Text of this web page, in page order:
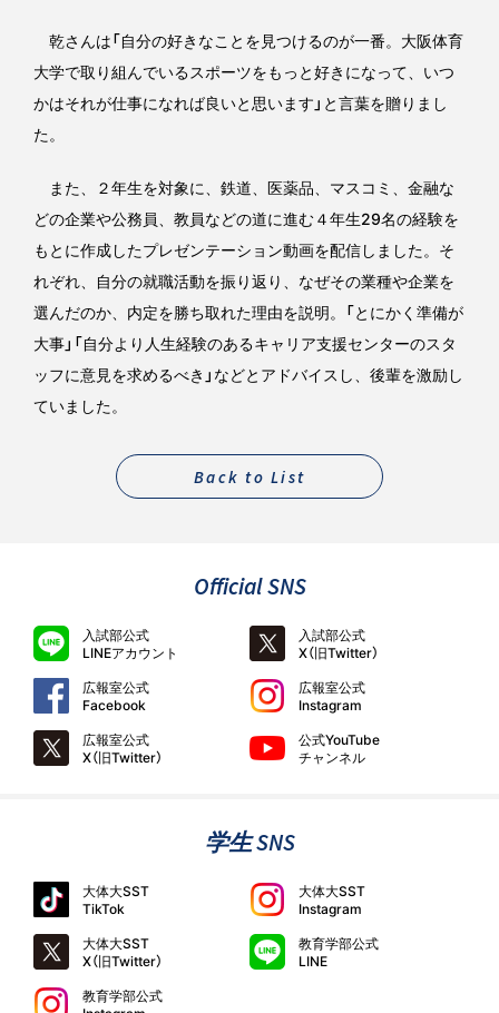
乾さんは「自分の好きなことを見つけるのが一番。大阪体育
大学で取り組んでいるスポーツをもっと好きになって、いつ
かはそれが仕事になれば良いと思います」と言葉を贈りまし
た。
また、２年生を対象に、鉄道、医薬品、マスコミ、金融な
どの企業や公務員、教員などの道に進む４年生29名の経験を
もとに作成したプレゼンテーション動画を配信しました。そ
れぞれ、自分の就職活動を振り返り、なぜその業種や企業を
選んだのか、内定を勝ち取れた理由を説明。「とにかく準備が
大事」「自分より人生経験のあるキャリア支援センターのスタ
ッフに意見を求めるべき」などとアドバイスし、後輩を激励し
ていました。
Back to List
Official SNS
入試部公式
LINEアカウント
入試部公式
X（旧Twitter）
広報室公式
Facebook
広報室公式
Instagram
広報室公式
X（旧Twitter）
公式YouTube
チャンネル
学生 SNS
大体大SST
TikTok
大体大SST
Instagram
大体大SST
X（旧Twitter）
教育学部公式
LINE
教育学部公式